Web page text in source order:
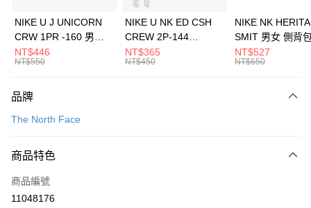
元大商業銀行
台灣樂天信用卡公司
全盈+PAY
AFTEE先享後付
【關於「AFTEE先享後付」】
便利好安心！
３．安心：先確認商品／服務後，再付款。
【「AFTEE先享後付」結帳流程】
１．於結帳方式選擇「AFTEE先享後付」後，將跳轉至「AFTEE先享後付」
運送方式
每筆NT$100，滿NT$1,500(含以上)免運費
宅配
每筆NT$100，滿NT$1,500(含以上)免運費
NIKE U J UNICORN
CRW 1PR -160 男女
中統襪 FZ3393100
NT$446
NT$550
NIKE U NK ED CSH
CREW 2P-144
EMBRDY 男女 短統襪
FZ3073133
NT$365
NT$450
NIKE NK
SMIT 男女 側背
BA5871010
NT$527
NT$650
品牌
The North Face
商品特色
商品編號
11048176